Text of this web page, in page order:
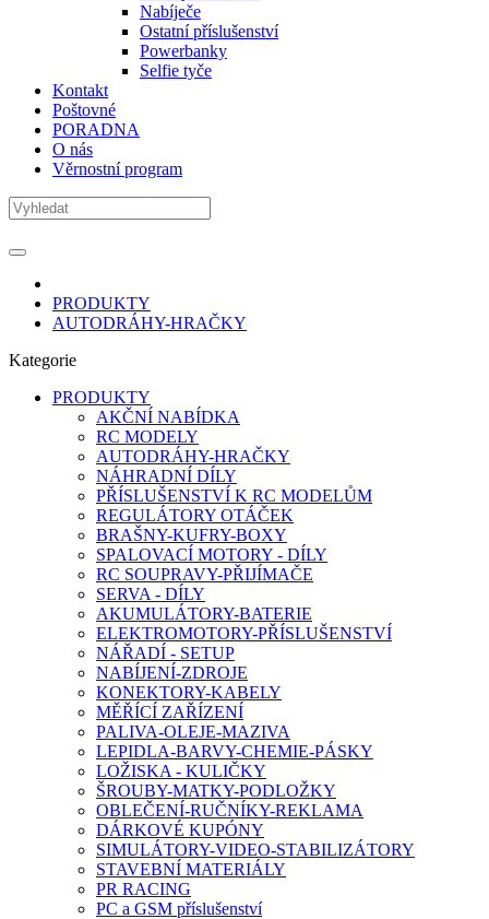
Nabíječe
Ostatní příslušenství
Powerbanky
Selfie tyče
Kontakt
Poštovné
PORADNA
O nás
Věrnostní program
PRODUKTY
AUTODRÁHY-HRAČKY
Kategorie
PRODUKTY
AKČNÍ NABÍDKA
RC MODELY
AUTODRÁHY-HRAČKY
NÁHRADNÍ DÍLY
PŘÍSLUŠENSTVÍ K RC MODELŮM
REGULÁTORY OTÁČEK
BRAŠNY-KUFRY-BOXY
SPALOVACÍ MOTORY - DÍLY
RC SOUPRAVY-PŘIJÍMAČE
SERVA - DÍLY
AKUMULÁTORY-BATERIE
ELEKTROMOTORY-PŘÍSLUŠENSTVÍ
NÁŘADÍ - SETUP
NABÍJENÍ-ZDROJE
KONEKTORY-KABELY
MĚŘÍCÍ ZAŘÍZENÍ
PALIVA-OLEJE-MAZIVA
LEPIDLA-BARVY-CHEMIE-PÁSKY
LOŽISKA - KULIČKY
ŠROUBY-MATKY-PODLOŽKY
OBLEČENÍ-RUČNÍKY-REKLAMA
DÁRKOVÉ KUPÓNY
SIMULÁTORY-VIDEO-STABILIZÁTORY
STAVEBNÍ MATERIÁLY
PR RACING
PC a GSM příslušenství